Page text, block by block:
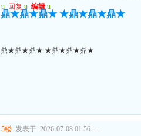
u 回复 u 编辑 u
鼎★鼎★鼎★ ★鼎★鼎★鼎★
鼎★鼎★鼎★ ★鼎★鼎★鼎★
5楼 发表于: 2026-07-08 01:56 ---